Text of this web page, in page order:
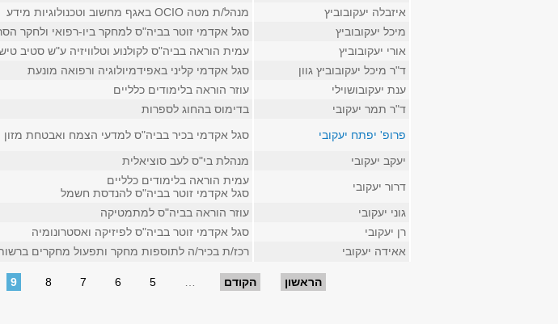
איזבלה יעקובוביץ
מנהל/ת מטה OCIO באגף מחשוב וטכנולוגיות מידע
מיכל יעקובוביץ
סגל אקדמי זוטר בביה"ס למחקר ביו-רפואי ולחקר
אורי יעקובוביץ
עמית הוראה בביה"ס לקולנוע וטלוויזיה ע"ש סטיב
ד"ר מיכל יעקובוביץ גוון
סגל אקדמי קליני באפידמיולוגיה ורפואה מונעת
ענת יעקובושוילי
עוזר הוראה בלימודים כלליים
ד"ר תמר יעקובי
בדימוס בהחוג לספרות
פרופ' יפתח יעקובי
סגל אקדמי בכיר בביה"ס למדעי הצמח ואבטחת מזון
יעקב יעקובי
מנהלת בי"ס לעב סוציאלית
דרור יעקובי
עמית הוראה בלימודים כלליים
סגל אקדמי זוטר בביה"ס להנדסת חשמל
גוני יעקובי
עוזר הוראה בביה"ס למתמטיקה
רן יעקובי
סגל אקדמי זוטר בביה"ס לפיזיקה ואסטרונומיה
אאידה יעקובי
רכז/ת בכיר/ה לתוספות מחקר ותפעול מחקרים
הראשון הקודם 5
6
7
8
9